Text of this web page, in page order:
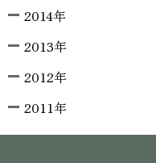
2014年
2013年
2012年
2011年